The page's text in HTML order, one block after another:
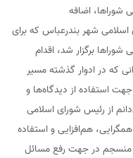
شوراها، اضافه
اسلامی شهر بندرعباس که برای
برگزار شد، اقدام
که در ادوار گذشته مسیر
استفاده از دیدگاه‌ها و
از رئیس شورای اسلامی
هم‌افزایی و استفاده
منسجم در جهت رفع مسائل